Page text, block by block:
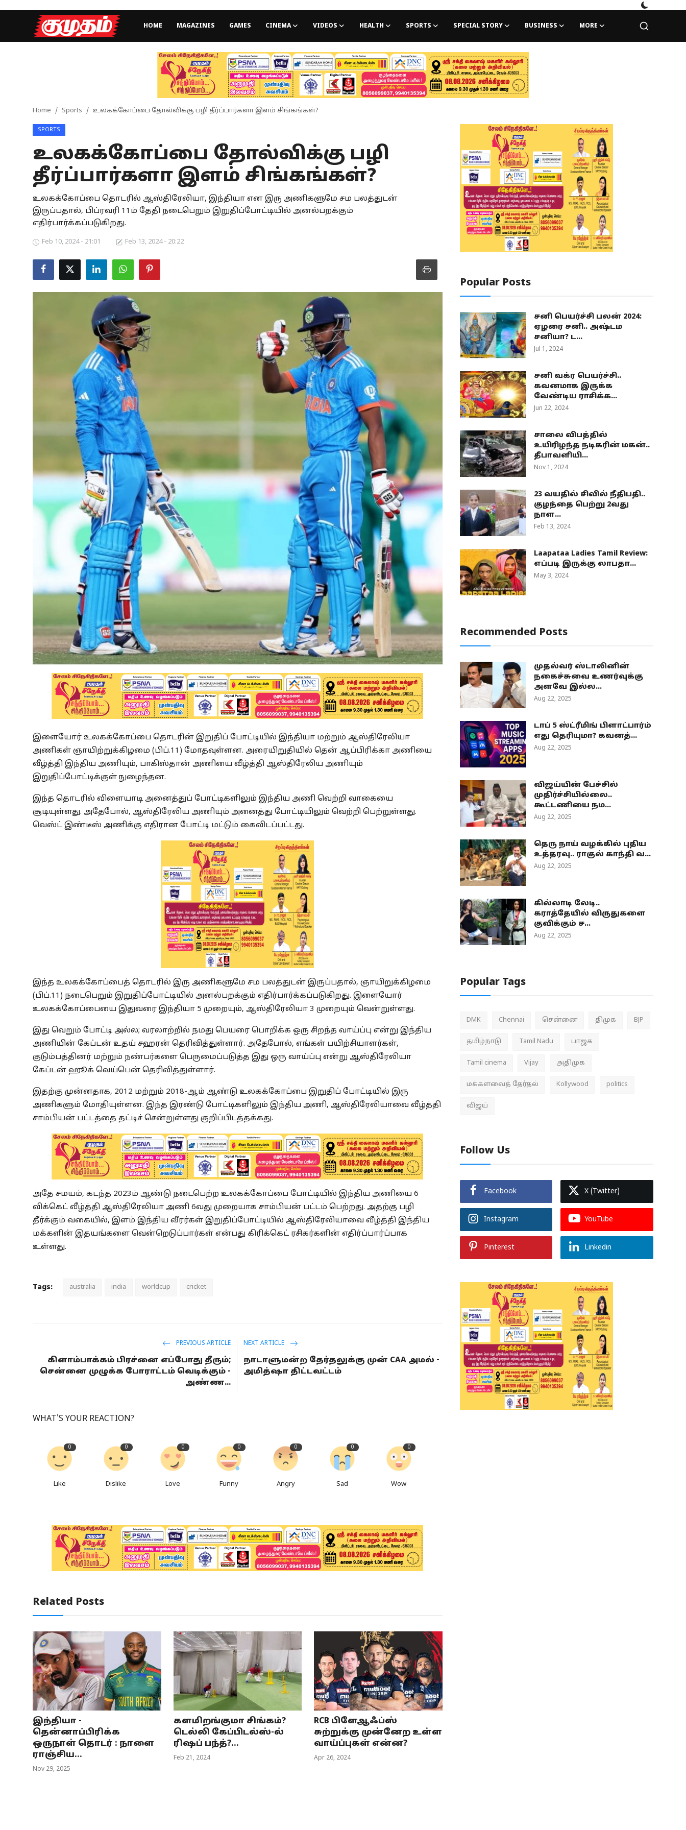
HOME MAGAZINES GAMES CINEMA VIDEOS HEALTH SPORTS SPECIAL STORY BUSINESS MORE
Games
Health
Special Story
Business
Tamilnadu
Politics
Home Sports உலகக்கோப்பை தோல்விக்கு பழி தீர்ப்பார்களா இளம் சிங்கங்கள்?
SPORTS
உலகக்கோப்பை தோல்விக்கு பழி
தீர்ப்பார்களா இளம் சிங்கங்கள்?
உலகக்கோப்பை தொடரில் ஆஸ்திரேலியா, இந்தியா என இரு அணிகளுமே சம பலத்துடன்
இருப்பதால், பிப்ரவரி 11ம் தேதி நடைபெறும் இறுதிப்போட்டியில் அனல்பறக்கும்
எதிர்பார்க்கப்படுகிறது.
Feb 10, 2024 - 21:01 Feb 13, 2024 - 20:22
இளையோர் உலகக்கோப்பை தொடரின் இறுதிப் போட்டியில் இந்தியா மற்றும் ஆஸ்திரேலியா
அணிகள் ஞாயிற்றுக்கிழமை (பிப்.11) மோதவுள்ளன. அரையிறுதியில் தென் ஆப்பிரிக்கா அணியை
வீழ்த்தி இந்திய அணியும், பாகிஸ்தான் அணியை வீழ்த்தி ஆஸ்திரேலிய அணியும்
இறுதிப்போட்டிக்குள் நுழைந்தன.
இந்த தொடரில் விளையாடி அனைத்துப் போட்டிகளிலும் இந்திய அணி வெற்றி வாகையை
சூடியுள்ளது. அதேபோல், ஆஸ்திரேலிய அணியும் அனைத்து போட்டியிலும் வெற்றி பெற்றுள்ளது.
வெஸ்ட் இண்டீஸ் அணிக்கு எதிரான போட்டி மட்டும் கைவிடப்பட்டது.
இந்த உலகக்கோப்பைத் தொடரில் இரு அணிகளுமே சம பலத்துடன் இருப்பதால், ஞாயிறுக்கிழமை
(பிப்.11) நடைபெறும் இறுதிப்போட்டியில் அனல்பறக்கும் எதிர்பார்க்கப்படுகிறது. இளையோர்
உலகக்கோப்பையை இதுவரை இந்தியா 5 முறையும், ஆஸ்திரேலியா 3 முறையும் வென்றுள்ளது.
இது வெறும் போட்டி அல்ல; வரலாற்றில் நமது பெயரை பொறிக்க ஒரு சிறந்த வாய்ப்பு என்று இந்திய
அணியின் கேப்டன் உதய் சஹரன் தெரிவித்துள்ளார். அதேபோல், எங்கள் பயிற்சியாளர்கள்,
குடும்பத்தினர் மற்றும் நண்பர்களை பெருமைப்படுத்த இது ஒரு வாய்ப்பு என்று ஆஸ்திரேலியா
கேப்டன் ஹூக் வெய்பென் தெரிவித்துள்ளார்.
இதற்கு முன்னதாக, 2012 மற்றும் 2018-ஆம் ஆண்டு உலகக்கோப்பை இறுதிப் போட்டியில் இரு
அணிகளும் மோதியுள்ளன. இந்த இரண்டு போட்டிகளிலும் இந்திய அணி, ஆஸ்திரேலியாவை வீழ்த்தி
சாம்பியன் பட்டத்தை தட்டிச் சென்றுள்ளது குறிப்பிடத்தக்கது.
அதே சமயம், கடந்த 2023ம் ஆண்டு நடைபெற்ற உலகக்கோப்பை போட்டியில் இந்திய அணியை 6
விக்கெட் வீழ்த்தி ஆஸ்திரேலியா அணி 6வது முறையாக சாம்பியன் பட்டம் பெற்றது. அதற்கு பழி
தீர்க்கும் வகையில், இளம் இந்திய வீரர்கள் இறுதிப்போட்டியில் ஆஸ்திரேலியாவை வீழ்த்தி இந்திய
மக்களின் இதயங்களை வென்றெடுப்பார்கள் என்பது கிரிக்கெட் ரசிகர்களின் எதிர்ப்பார்ப்பாக
உள்ளது.
Tags: australia india worldcup cricket
PREVIOUS ARTICLE
கிளாம்பாக்கம் பிரச்னை எப்போது தீரும்;
சென்னை முழுக்க போராட்டம் வெடிக்கும் -
அண்ண...
NEXT ARTICLE
நாடாளுமன்ற தேர்தலுக்கு முன் CAA அமல் -
அமித்ஷா திட்டவட்டம்
WHAT'S YOUR REACTION?
0
Like
0
Dislike
0
Love
0
Funny
0
Angry
0
Sad
0
Wow
Related Posts
இந்தியா -
தென்னாப்பிரிக்க
ஒருநாள் தொடர் : நாளை
ராஞ்சிய...
Nov 29, 2025
களமிறங்குமா சிங்கம்?
டெல்லி கேப்பிடல்ஸ்-ல்
ரிஷப் பந்த்?...
Feb 21, 2024
RCB பிளேஆஃப்ஸ்
சுற்றுக்கு முன்னேற உள்ள
வாய்ப்புகள் என்ன?
Apr 26, 2024
Popular Posts
சனி பெயர்ச்சி பலன் 2024:
ஏழரை சனி.. அஷ்டம
சனியா? ட...
Jul 1, 2024
சனி வக்ர பெயர்ச்சி..
கவனமாக இருக்க
வேண்டிய ராசிக்க...
Jun 22, 2024
சாலை விபத்தில்
உயிரிழந்த நடிகரின் மகன்..
தீபாவளியி...
Nov 1, 2024
23 வயதில் சிவில் நீதிபதி..
குழந்தை பெற்று 2வது
நாள...
Feb 13, 2024
Laapataa Ladies Tamil Review:
எப்படி இருக்கு லாபதா...
May 3, 2024
Recommended Posts
முதல்வர் ஸ்டாலினின்
நகைச்சுவை உணர்வுக்கு
அளவே இல்ல...
Aug 22, 2025
டாப் 5 ஸ்ட்ரீமிங் பிளாட்பார்ம்
எது தெரியுமா? கவனத்...
Aug 22, 2025
விஜய்யின் பேச்சில்
முதிர்ச்சியில்லை..
கூட்டணியை நம...
Aug 22, 2025
தெரு நாய் வழக்கில் புதிய
உத்தரவு.. ராகுல் காந்தி வ...
Aug 22, 2025
கில்லாடி லேடி..
கராத்தேயில் விருதுகளை
குவிக்கும் ச...
Aug 22, 2025
Popular Tags
DMK Chennai சென்னை திமுக BJP
தமிழ்நாடு Tamil Nadu பாஜக
Tamil cinema Vijay அதிமுக
மக்களவைத் தேர்தல் Kollywood politics
விஜய்
Follow Us
Facebook X (Twitter)
Instagram YouTube
Pinterest Linkedin